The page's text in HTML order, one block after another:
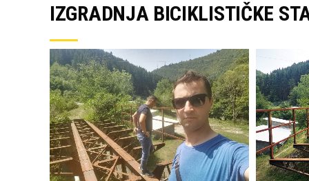
IZGRADNJA BICIKLISTIČKE